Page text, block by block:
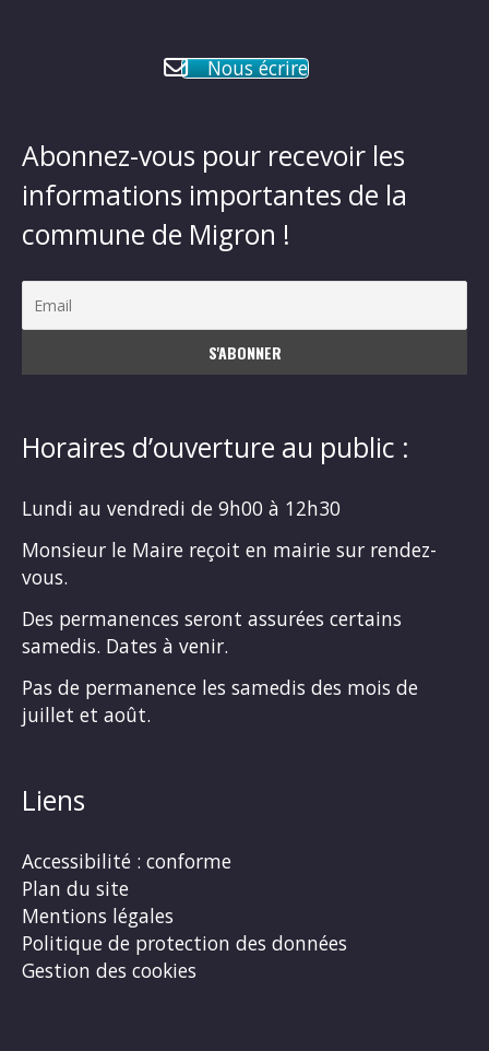
Nous écrire
Abonnez-vous pour recevoir les
informations importantes de la
commune de Migron !
Horaires d’ouverture au public :
Lundi au vendredi de 9h00 à 12h30
Monsieur le Maire reçoit en mairie sur rendez-
vous.
Des permanences seront assurées certains
samedis. Dates à venir.
Pas de permanence les samedis des mois de
juillet et août.
Liens
Accessibilité : conforme
Plan du site
Mentions légales
Politique de protection des données
Gestion des cookies